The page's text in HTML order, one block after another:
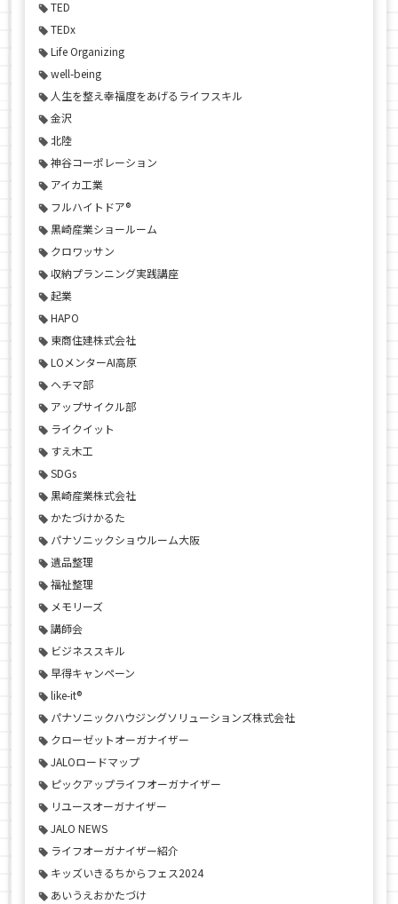
TED
TEDx
Life Organizing
well-being
人生を整え幸福度をあげるライフスキル
金沢
北陸
神谷コーポレーション
アイカ工業
フルハイトドア®
黒崎産業ショールーム
クロワッサン
収納プランニング実践講座
起業
HAPO
東商住建株式会社
LOメンターAI高原
ヘチマ部
アップサイクル部
ライクイット
すえ木工
SDGs
黒崎産業株式会社
かたづけかるた
パナソニックショウルーム大阪
遺品整理
福祉整理
メモリーズ
講師会
ビジネススキル
早得キャンペーン
like-it®
パナソニックハウジングソリューションズ株式会社
クローゼットオーガナイザー
JALOロードマップ
ピックアップライフオーガナイザー
リユースオーガナイザー
JALO NEWS
ライフオーガナイザー紹介
キッズいきるちからフェス2024
あいうえおかたづけ